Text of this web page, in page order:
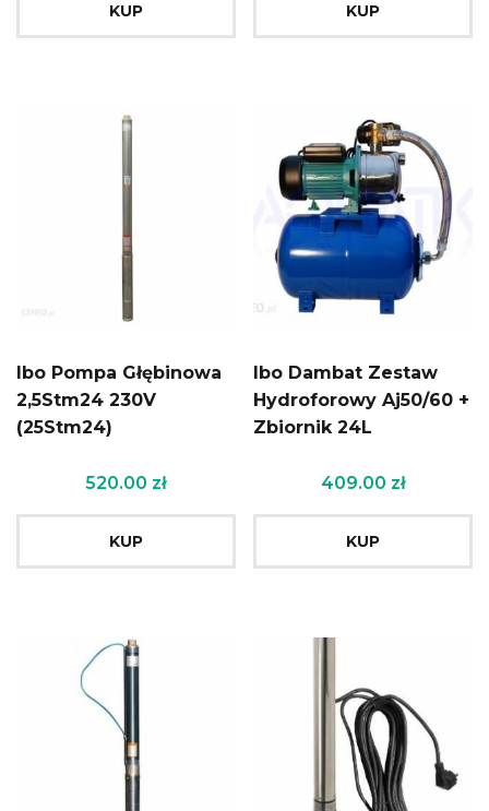
KUP KUP
Ibo Pompa Głębinowa
2,5Stm24 230V
(25Stm24)
520.00 zł
KUP
Ibo Dambat Zestaw
Hydroforowy Aj50/60 +
Zbiornik 24L
409.00 zł
KUP